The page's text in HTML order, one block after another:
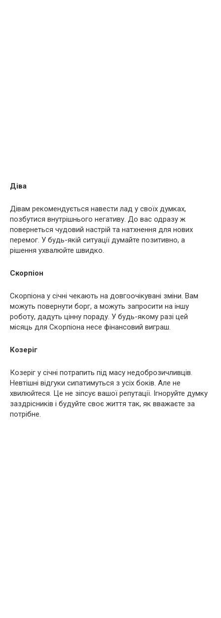
Діва
Дівам рекомендується навести лад у своїх думках,
позбутися внутрішнього негативу. До вас одразу ж
повернеться чудовий настрій та натхнення для нових
перемог. У будь-якій ситуації думайте позитивно, а
рішення ухвалюйте швидко.
Скорпіон
Скорпіона у січні чекають на довгоочікувані зміни. Вам
можуть повернути борг, а можуть запросити на іншу
роботу, дадуть цінну пораду. У будь-якому разі цей
місяць для Скорпіона несе фінансовий виграш.
Козеріг
Козеріг у січні потрапить під масу недоброзичливців.
Невтішні відгуки сипатимуться з усіх боків. Але не
хвилюйтеся. Це не зіпсує вашої репутації. Ігноруйте думку
заздрісників і будуйте своє життя так, як вважаєте за
потрібне.